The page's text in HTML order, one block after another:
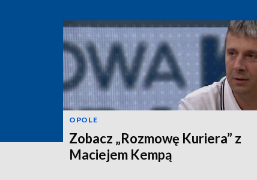
OPOLE
Zobacz „Rozmowę Kuriera” z
Maciejem Kempą